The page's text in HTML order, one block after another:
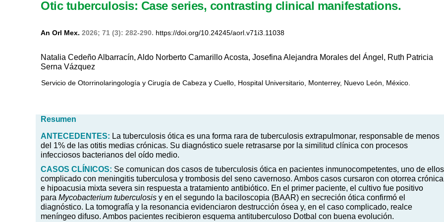
Otic tuberculosis: Case series, contrasting clinical manifestations.
An Orl Mex. 2026; 71 (3): 282-290. https://doi.org/10.24245/aorl.v71i3.11038
Natalia Cedeño Albarracín, Aldo Norberto Camarillo Acosta, Josefina Alejandra Morales del Ángel, Ruth Patricia
Serna Vázquez
Servicio de Otorrinolaringología y Cirugía de Cabeza y Cuello, Hospital Universitario, Monterrey, Nuevo León, México.
Resumen
ANTECEDENTES: La tuberculosis ótica es una forma rara de tuberculosis extrapulmonar, responsable de menos
del 1% de las otitis medias crónicas. Su diagnóstico suele retrasarse por la similitud clínica con procesos
infecciosos bacterianos del oído medio.
CASOS CLÍNICOS: Se comunican dos casos de tuberculosis ótica en pacientes inmunocompetentes, uno de ellos
complicado con meningitis tuberculosa y trombosis del seno cavernoso. Ambos casos cursaron con otorrea crónica
e hipoacusia mixta severa sin respuesta a tratamiento antibiótico. En el primer paciente, el cultivo fue positivo
para Mycobacterium tuberculosis y en el segundo la baciloscopia (BAAR) en secreción ótica confirmó el
diagnóstico. La tomografía y la resonancia evidenciaron destrucción ósea y, en el caso complicado, realce
meníngeo difuso. Ambos pacientes recibieron esquema antituberculoso Dotbal con buena evolución.